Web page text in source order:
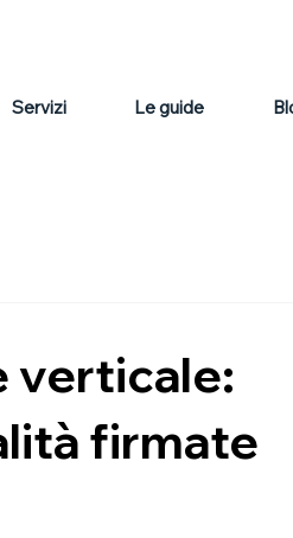
Servizi Le guide
verticale:
firmate